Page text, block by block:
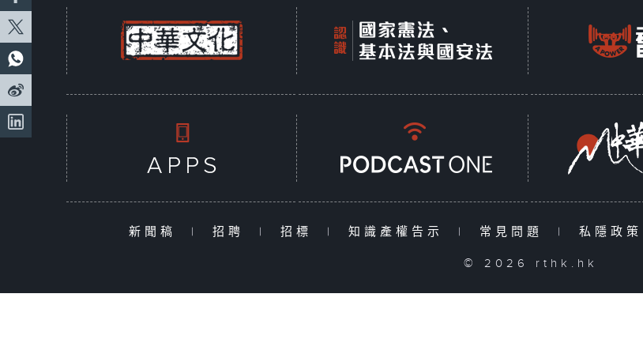
新聞稿 | 招聘 | 招標 | 知識產權告示 | 常見問題 | 私隱政策
© 2026 rthk.hk